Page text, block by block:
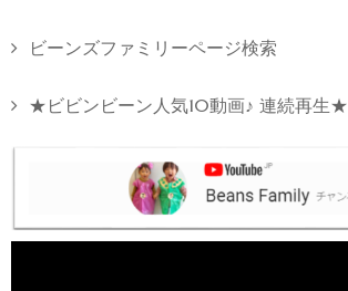
ビーンズファミリーページ検索
★ビビンビーン人気10動画♪ 連続再生★